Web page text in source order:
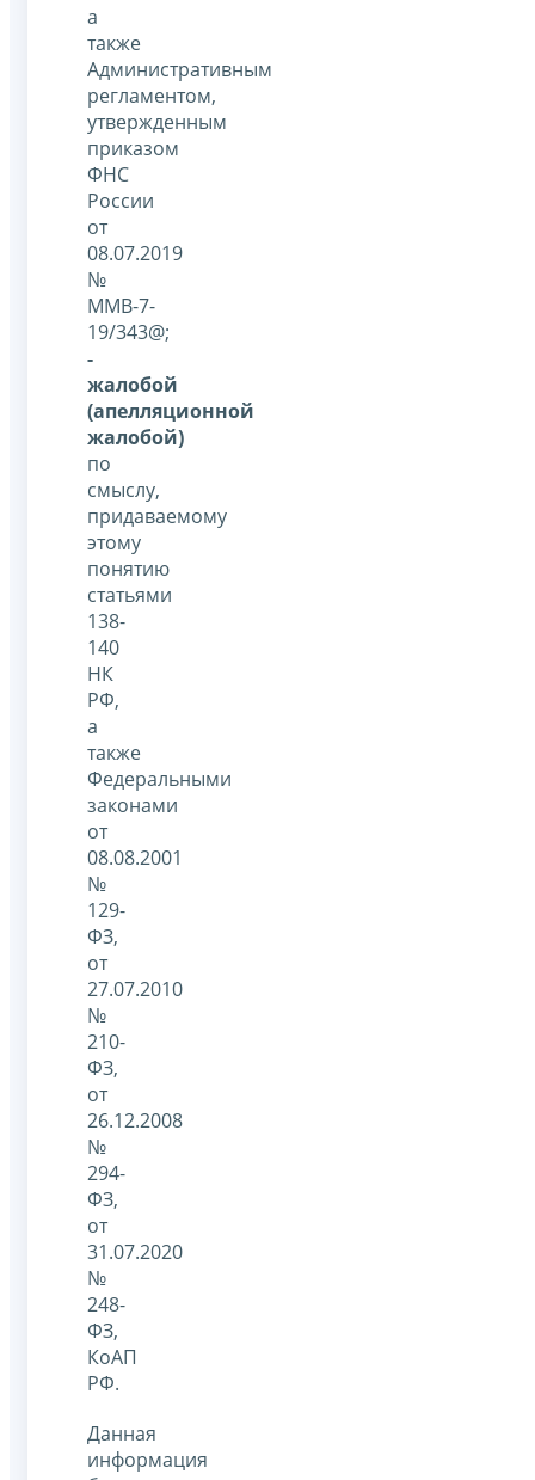
а
также
Административным
регламентом,
утвержденным
приказом
ФНС
России
от
08.07.2019
№
ММВ-7-
19/343@;
-
жалобой
(апелляционной
жалобой)
по
смыслу,
придаваемому
этому
понятию
статьями
138-
140
НК
РФ,
а
также
Федеральными
законами
от
08.08.2001
№
129-
ФЗ,
от
27.07.2010
№
210-
ФЗ,
от
26.12.2008
№
294-
ФЗ,
от
31.07.2020
№
248-
ФЗ,
КоАП
РФ.
Данная
информация